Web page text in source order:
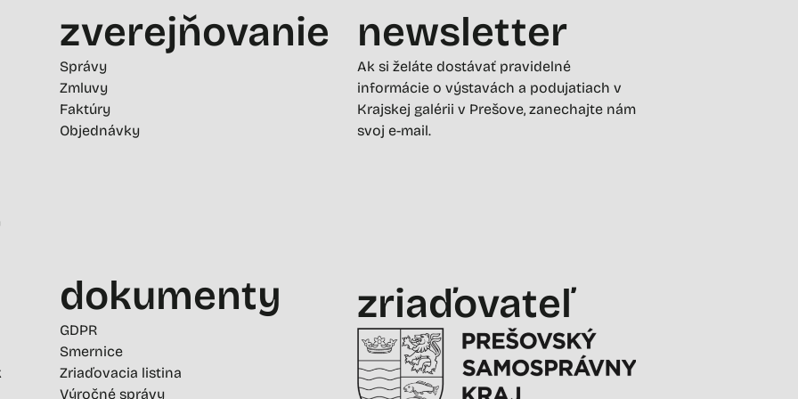
zverejňovanie
Správy
Zmluvy
Faktúry
Objednávky
dokumenty
GDPR
Smernice
Zriaďovacia listina
Výročné správy
newsletter
Ak si želáte dostávať pravidelné
informácie o výstavách a podujatiach v
Krajskej galérii v Prešove, zanechajte nám
svoj e-mail.
zriaďovateľ